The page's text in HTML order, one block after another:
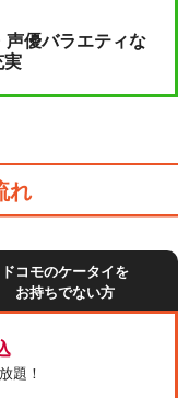
優バラエティな
実
れ
ドコモのケータイを
お持ちでない方
題！